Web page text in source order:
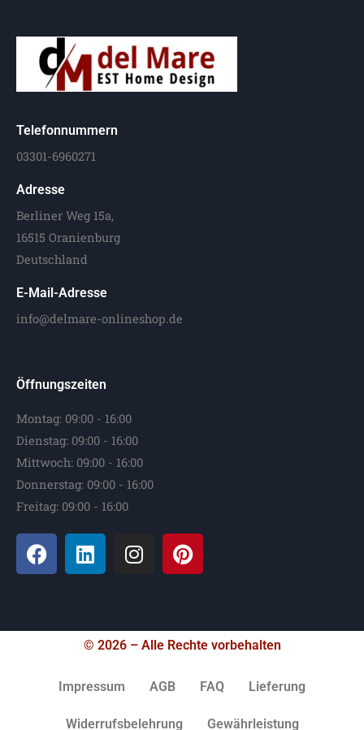
Telefonnummern
03301-6960271
Adresse
Berliner Weg 15a,
16515 Oranienburg
Deutschland
E-Mail-Adresse
info@delmare-onlineshop.de
Öffnungszeiten
Montag: 09:00 - 16:00
Dienstag: 09:00 - 16:00
Mittwoch: 09:00 - 16:00
Donnerstag: 09:00 - 16:00
Freitag: 09:00 - 16:00
© 2026 – Alle Rechte vorbehalten
Impressum AGB FAQ Lieferung
Widerrufsbelehrung Gewährleistung